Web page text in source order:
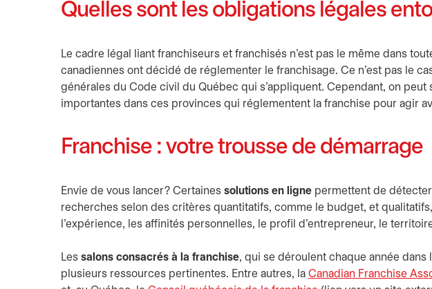
Quelles sont les obligations légales
Le cadre légal liant franchiseurs et franchisés n’est pas le même dans
canadiennes ont décidé de réglementer le franchisage. Ce n’est pas le
générales du Code civil du Québec qui s’appliquent. Cependant, on
importantes dans ces provinces qui réglementent la franchise pour agir
Franchise : votre trousse de démarrage
Envie de vous lancer? Certaines solutions en ligne permettent de détecter
recherches selon des critères quantitatifs, comme le budget, et
l’expérience, les affinités personnelles, le profil d’entrepreneur, le
Les salons consacrés à la franchise, qui se déroulent chaque année
plusieurs ressources pertinentes. Entre autres, la Canadian Franchise